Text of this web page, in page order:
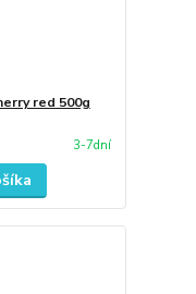
red 500g
3-7dní